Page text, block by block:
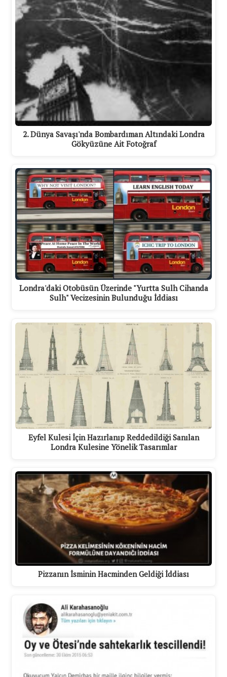
2. Dünya Savaşı'nda Bombardıman Altındaki Londra
Gökyüzüne Ait Fotoğraf
Londra'daki Otobüsün Üzerinde "Yurtta Sulh Cihanda
Sulh" Vecizesinin Bulunduğu İddiası
Eyfel Kulesi İçin Hazırlanıp Reddedildiği Sanılan
Londra Kulesine Yönelik Tasarımlar
Pizzanın İsminin Hacminden Geldiği İddiası